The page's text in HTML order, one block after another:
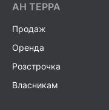
AH ТEPPA
Продаж
Оренда
Розстрочка
Власникам